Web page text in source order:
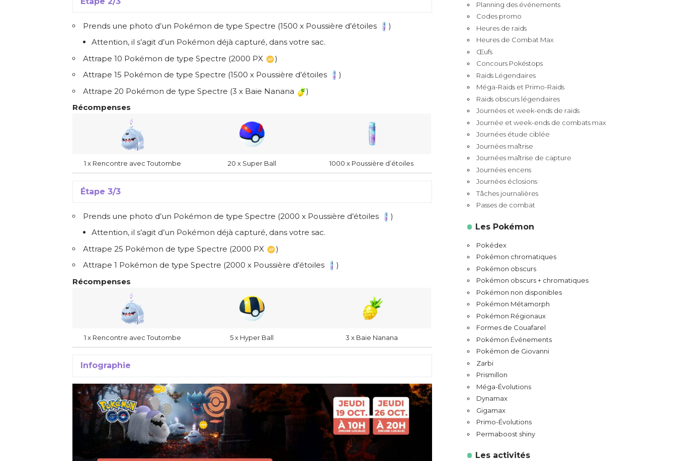
Prends une photo d’un Pokémon de type Spectre (1500 x Poussière d’étoiles
)
Attention, il s’agit d’un Pokémon déjà capturé, dans votre sac.
Attrape 10 Pokémon de type Spectre (2000 PX
)
Attrape 15 Pokémon de type Spectre (1500 x Poussière d’étoiles
)
Attrape 20 Pokémon de type Spectre (3 x Baie Nanana
)
Récompenses
1 x Rencontre avec Toutombe 20 x Super Ball 1000 x Poussière d’étoiles
Étape 3/3
Prends une photo d’un Pokémon de type Spectre (2000 x Poussière d’étoiles
)
Attention, il s’agit d’un Pokémon déjà capturé, dans votre sac.
Attrape 25 Pokémon de type Spectre (2000 PX
)
Attrape 1 Pokémon de type Spectre (2000 x Poussière d’étoiles
)
Récompenses
1 x Rencontre avec Toutombe 5 x Hyper Ball 3 x Baie Nanana
Infographie
Planning des événements
Codes promo
Heures de raids
Heures de Combat Max
Œufs
Concours Pokéstops
Raids Légendaires
Méga-Raids et Primo-Raids
Raids obscurs légendaires
Journées et week-ends de raids
Journée et week-ends de combats max
Journées étude ciblée
Journées maîtrise
Journées maîtrise de capture
Journées encens
Journées éclosions
Tâches journalières
Passes de combat
Les Pokémon
Pokédex
Pokémon chromatiques
Pokémon obscurs
Pokémon obscurs + chromatiques
Pokémon non disponibles
Pokémon Métamorph
Pokémon Régionaux
Formes de Couafarel
Pokémon Événements
Pokémon de Giovanni
Zarbi
Prismillon
Méga-Évolutions
Dynamax
Gigamax
Primo-Évolutions
Permaboost shiny
Les activités